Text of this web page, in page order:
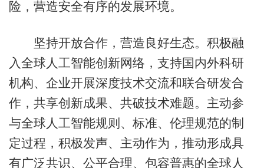
险，营造安全有序的发展环境。
坚持开放合作，营造良好生态。积极融
入全球人工智能创新网络，支持国内外科研
机构、企业开展深度技术交流和联合研发合
作，共享创新成果、共破技术难题。主动参
与全球人工智能规则、标准、伦理规范的制
定过程，积极发声、主动作为，推动形成具
有广泛共识、公平合理、包容普惠的全球人